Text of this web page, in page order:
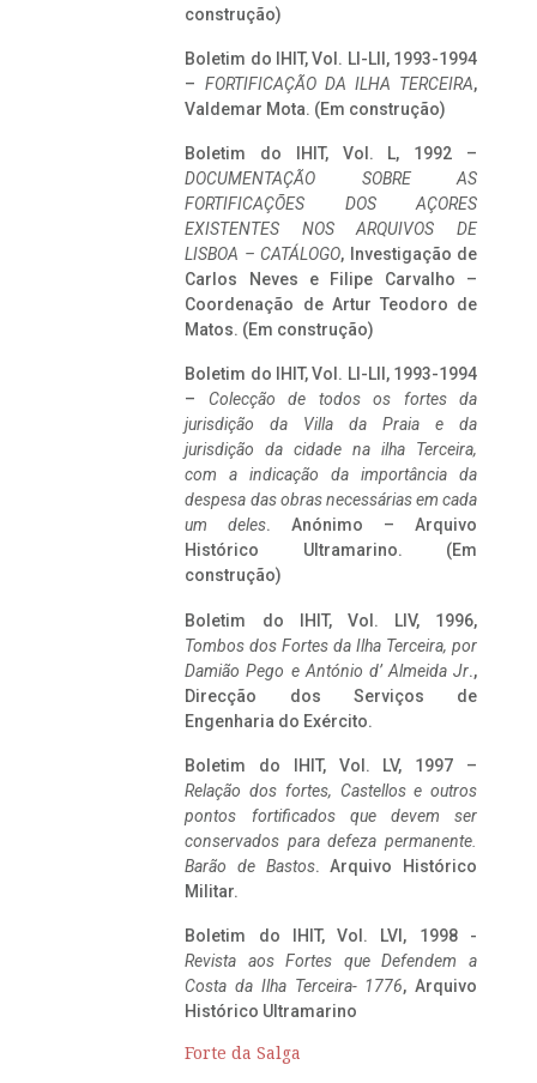
construção)
Boletim do IHIT, Vol. LI-LII, 1993-1994
– FORTIFICAÇÃO DA ILHA TERCEIRA,
Valdemar Mota. (Em construção)
Boletim do IHIT, Vol. L, 1992 –
DOCUMENTAÇÃO SOBRE AS
FORTIFICAÇÕES DOS AÇORES
EXISTENTES NOS ARQUIVOS DE
LISBOA – CATÁLOGO, Investigação de
Carlos Neves e Filipe Carvalho –
Coordenação de Artur Teodoro de
Matos. (Em construção)
Boletim do IHIT, Vol. LI-LII, 1993-1994
– Colecção de todos os fortes da
jurisdição da Villa da Praia e da
jurisdição da cidade na ilha Terceira,
com a indicação da importância da
despesa das obras necessárias em cada
um deles. Anónimo – Arquivo
Histórico Ultramarino. (Em
construção)
Boletim do IHIT, Vol. LIV, 1996,
Tombos dos Fortes da Ilha Terceira, por
Damião Pego e António d’ Almeida Jr.,
Direcção dos Serviços de
Engenharia do Exército.
Boletim do IHIT, Vol. LV, 1997 –
Relação dos fortes, Castellos e outros
pontos fortificados que devem ser
conservados para defeza permanente.
Barão de Bastos. Arquivo Histórico
Militar.
Boletim do IHIT, Vol. LVI, 1998 -
Revista aos Fortes que Defendem a
Costa da Ilha Terceira- 1776, Arquivo
Histórico Ultramarino
Forte da Salga